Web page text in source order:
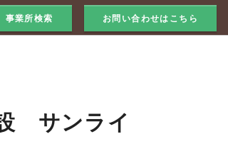
事業所検索 お問い合わせはこちら
サンライ